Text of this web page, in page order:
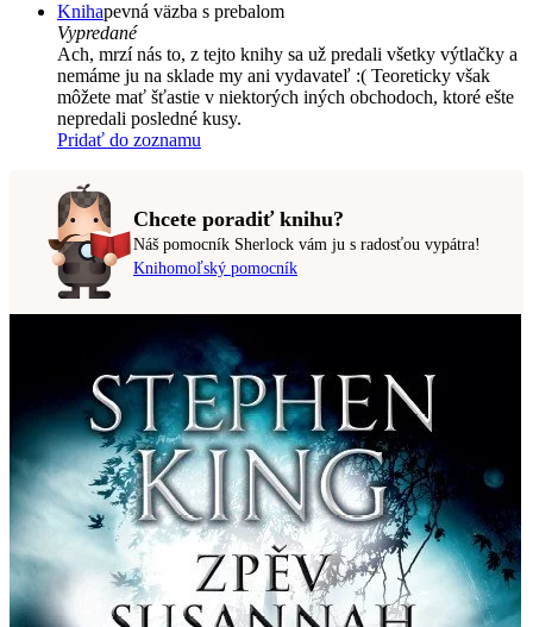
Knihapevná väzba s prebalom
Vypredané
Ach, mrzí nás to, z tejto knihy sa už predali všetky výtlačky a
nemáme ju na sklade my ani vydavateľ :( Teoreticky však
môžete mať šťastie v niektorých iných obchodoch, ktoré ešte
nepredali posledné kusy.
Pridať do zoznamu
Chcete poradiť knihu?
Náš pomocník Sherlock vám ju s radosťou vypátra!
Knihomoľský pomocník